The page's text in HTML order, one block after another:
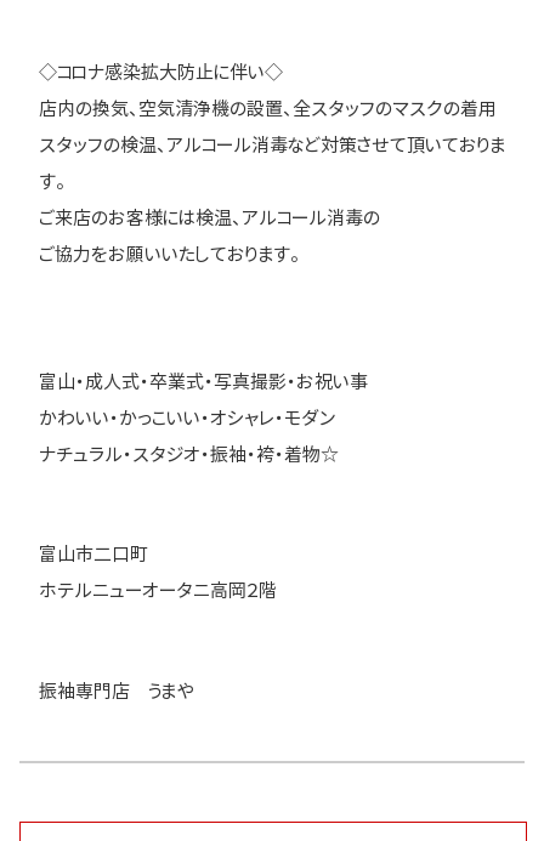
◇コロナ感染拡大防止に伴い◇
店内の換気、空気清浄機の設置、全スタッフのマスクの着用
スタッフの検温、アルコール消毒など対策させて頂いておりま
す。
ご来店のお客様には検温、アルコール消毒の
ご協力をお願いいたしております。
富山・成人式・卒業式・写真撮影・お祝い事
かわいい・かっこいい・オシャレ・モダン
ナチュラル・スタジオ・振袖・袴・着物☆
富山市二口町
ホテルニューオータニ高岡２階
振袖専門店 うまや